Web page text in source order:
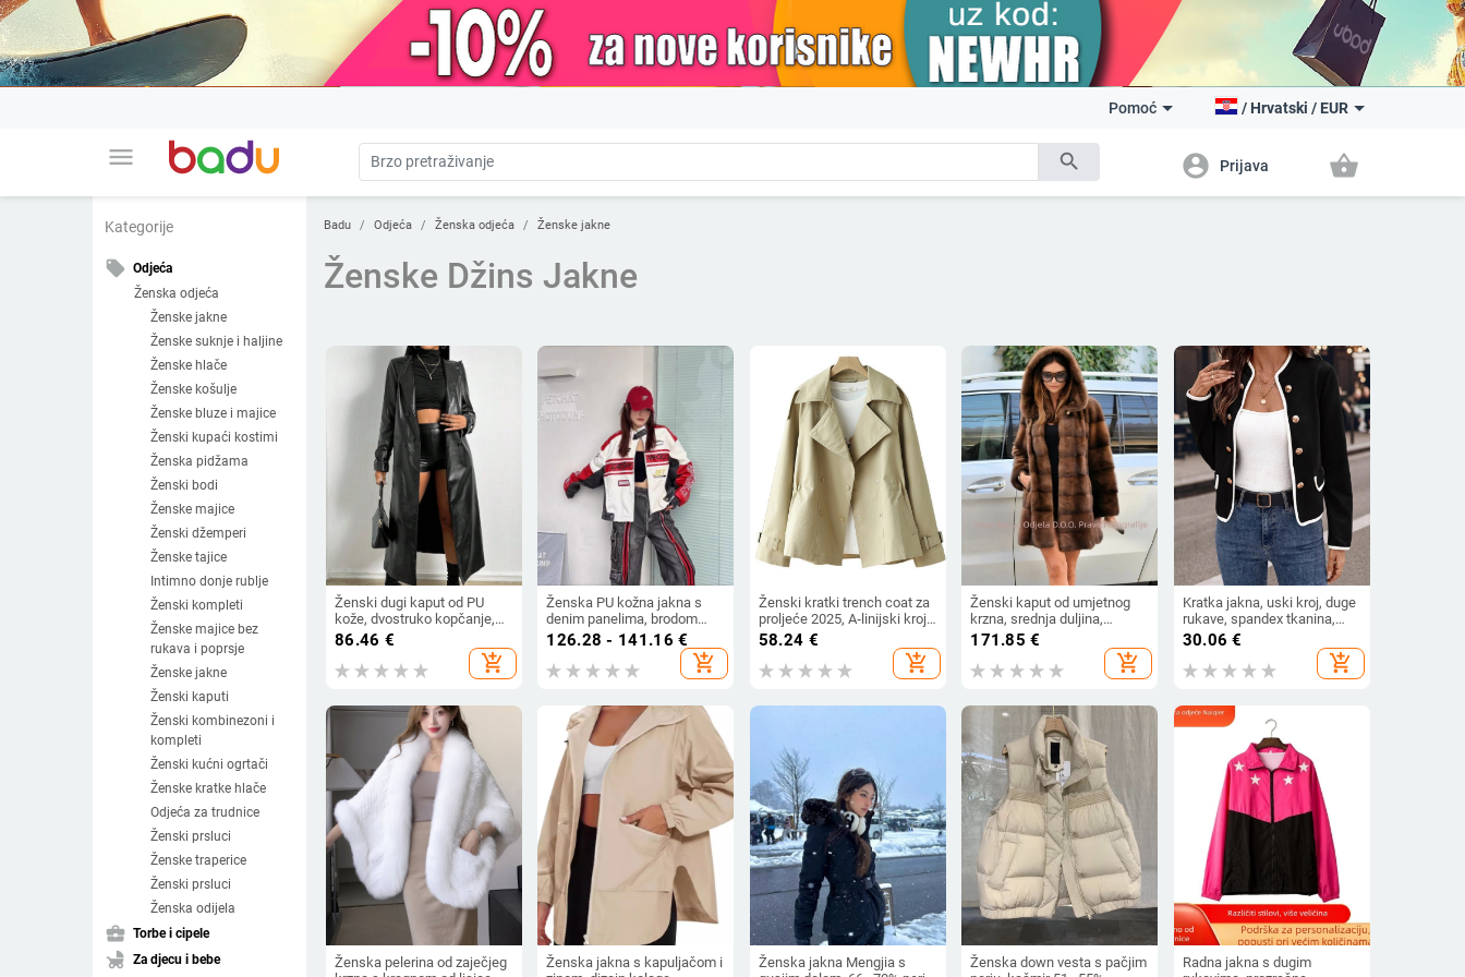
menu search
Pomoć / Hrvatski / EUR
account_circle Prijava shopping_basket
Kategorije
local_offer Odjeća
Ženska odjeća
Ženske jakne
Ženske suknje i haljine
Ženske hlače
Ženske košulje
Ženske bluze i majice
Ženski kupaći kostimi
Ženska pidžama
Ženski bodi
Ženske majice
Ženski džemperi
Ženske tajice
Intimno donje rublje
Ženski kompleti
Ženske majice bez
rukava i poprsje
Ženske jakne
Ženski kaputi
Ženski kombinezoni i
kompleti
Ženski kućni ogrtači
Ženske kratke hlače
Odjeća za trudnice
Ženski prsluci
Ženske traperice
Ženski prsluci
Ženska odijela
business_center Torbe i cipele
child_friendly Za djecu i bebe
Badu Odjeća Ženska odjeća Ženske jakne
Ženske Džins Jakne
Ženski dugi kaput od PU
kože, dvostruko kopčanje,
ovratnik stila sakoa,
poliester tkanina, duljina 80–
100 cm
86.46 €
add_shopping_cart
Ženska PU kožna jakna s
denim panelima, brodom
slova i graffiti uzorci —
gradski stil, jesen 2025,
stojeći ovratnik, dugi rukavi
126.28 - 141.16 €
add_shopping_cart
Ženski kratki trench coat za
proljeće 2025, A‑linijski kroj,
halter ovratnik, dugi rukavi,
58.24 €
add_shopping_cart
Ženski kaput od umjetnog
krzna, srednja duljina,
kapuljača, dugi rukavi,
171.85 €
add_shopping_cart
Kratka jakna, uski kroj, duge
rukave, spandex tkanina,
francuski chic stil
30.06 €
add_shopping_cart
Ženska pelerina od zaječjeg
Ženska jakna s kapuljačom i
Ženska jakna Mengjia s
Ženska down vesta s pačjim
Radna jakna s dugim